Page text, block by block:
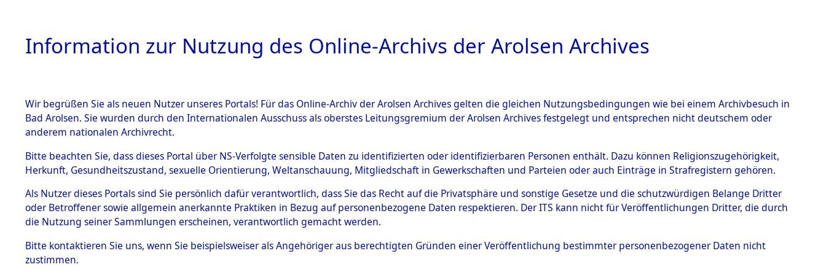
HOME BESTANDSBESCHREIBUNG ARCHIVALE ÜBERSICHT BILD
BESTÄNDE
Inhaftierungsdoku
mente
5. Verschiedenes
Todesmärsche
5.3.1 Alliierte
Konzentrationslager Natzweiler: Nachkriegs-Dokumente
betreffend das Kommando Bisingen: III. Exhumierungen
"Direction des Personnes Déplacées", "Elements D´Identification"
→0081 (82124979)
Information zur Nutzung des Online-Archivs der Arolsen Archives
Wir begrüßen Sie als neuen Nutzer unseres Portals! Für das Online-Archiv der Arolsen Archives gelten die gleichen Nutzungsbedingungen wie bei einem Archivbesuch in
Bad Arolsen. Sie wurden durch den Internationalen Ausschuss als oberstes Leitungsgremium der Arolsen Archives festgelegt und entsprechen nicht deutschem oder
anderem nationalen Archivrecht.
Bitte beachten Sie, dass dieses Portal über NS-Verfolgte sensible Daten zu identifizierten oder identifizierbaren Personen enthält. Dazu können Religionszugehörigkeit,
Herkunft, Gesundheitszustand, sexuelle Orientierung, Weltanschauung, Mitgliedschaft in Gewerkschaften und Parteien oder auch Einträge in Strafregistern gehören.
Als Nutzer dieses Portals sind Sie persönlich dafür verantwortlich, dass Sie das Recht auf die Privatsphäre und sonstige Gesetze und die schutzwürdigen Belange Dritter
oder Betroffener sowie allgemein anerkannte Praktiken in Bezug auf personenbezogene Daten respektieren. Der ITS kann nicht für Veröffentlichungen Dritter, die durch
die Nutzung seiner Sammlungen erscheinen, verantwortlich gemacht werden.
Bitte kontaktieren Sie uns, wenn Sie beispielsweiser als Angehöriger aus berechtigten Gründen einer Veröffentlichung bestimmter personenbezogener Daten nicht
zustimmen.